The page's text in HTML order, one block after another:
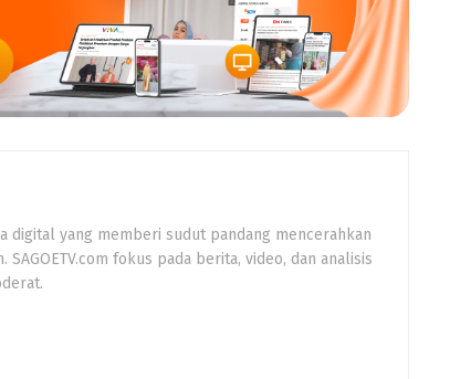
digital yang memberi sudut pandang mencerahkan
fokus pada berita, video, dan analisis